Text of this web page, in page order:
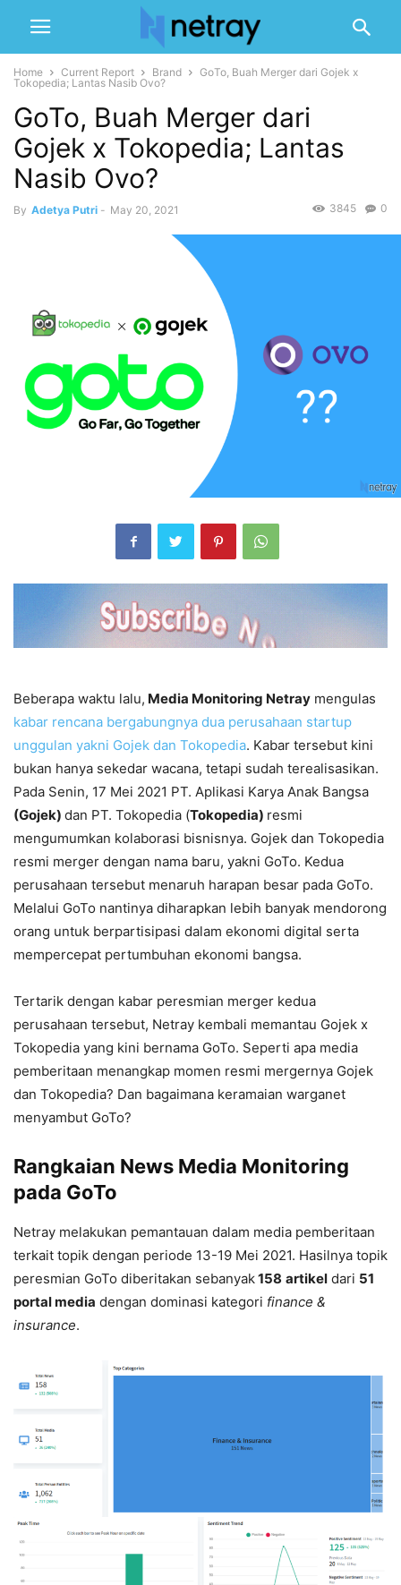
Home Current Report Brand
GoTo, Buah Merger dari Gojek x
Tokopedia; Lantas Nasib Ovo?
GoTo, Buah Merger dari
Gojek x Tokopedia; Lantas
Nasib Ovo?
By Adetya Putri - May 20, 2021 0
3845
Beberapa waktu lalu, Media Monitoring Netray mengulas
kabar rencana bergabungnya dua perusahaan startup
unggulan yakni Gojek dan Tokopedia. Kabar tersebut kini
bukan hanya sekedar wacana, tetapi sudah terealisasikan.
Pada Senin, 17 Mei 2021 PT. Aplikasi Karya Anak Bangsa
(Gojek) dan PT. Tokopedia (Tokopedia) resmi
mengumumkan kolaborasi bisnisnya. Gojek dan Tokopedia
resmi merger dengan nama baru, yakni GoTo. Kedua
perusahaan tersebut menaruh harapan besar pada GoTo.
Melalui GoTo nantinya diharapkan lebih banyak mendorong
orang untuk berpartisipasi dalam ekonomi digital serta
mempercepat pertumbuhan ekonomi bangsa.
Tertarik dengan kabar peresmian merger kedua
perusahaan tersebut, Netray kembali memantau Gojek x
Tokopedia yang kini bernama GoTo. Seperti apa media
pemberitaan menangkap momen resmi mergernya Gojek
dan Tokopedia? Dan bagaimana keramaian warganet
menyambut GoTo?
Rangkaian News Media Monitoring
pada GoTo
Netray melakukan pemantauan dalam media pemberitaan
terkait topik dengan periode 13-19 Mei 2021. Hasilnya topik
peresmian GoTo diberitakan sebanyak158 artikel dari 51
portal media dengan dominasi kategori finance &
insurance.